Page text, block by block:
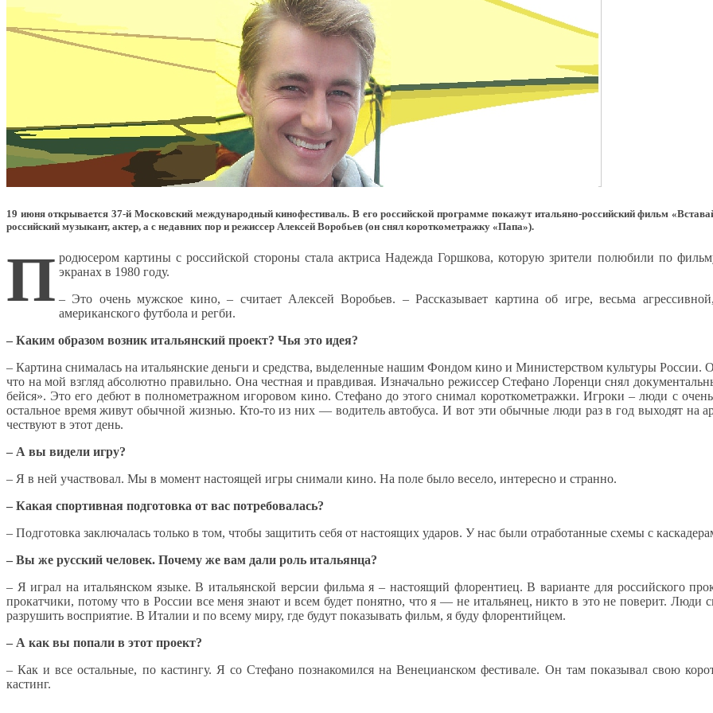
19 июня открывается 37-й Московский международный кинофестиваль. В его российской программе покажут итальяно-российский фильм
российский музыкант, актер, а с недавних пор и режиссер Алексей Воробьев (он снял короткометражку «Папа»).
П родюсером картины с российской стороны стала актриса Надежда Горшкова, которую зрители полюбили по
экранах в 1980 году.
– Это очень мужское кино, – считает Алексей Воробьев. – Рассказывает картина об игре, весьма
американского футбола и регби.
– Каким образом возник итальянский проект? Чья это идея?
– Картина снималась на итальянские деньги и средства, выделенные нашим Фондом кино и Министерством культуры
что на мой взгляд абсолютно правильно. Она честная и правдивая. Изначально режиссер Стефано Лоренци снял
бейся». Это его дебют в полнометражном игоровом кино. Стефано до этого снимал короткометражки. Игроки – люди с
остальное время живут обычной жизнью. Кто-то из них — водитель автобуса. И вот эти обычные люди раз в год выходят на
чествуют в этот день.
– А вы видели игру?
– Я в ней участвовал. Мы в момент настоящей игры снимали кино. На поле было весело, интересно и странно.
– Какая спортивная подготовка от вас потребовалась?
– Подготовка заключалась только в том, чтобы защитить себя от настоящих ударов. У нас были отработанные схемы с
– Вы же русский человек. Почему же вам дали роль итальянца?
– Я играл на итальянском языке. В итальянской версии фильма я – настоящий флорентиец. В варианте для российского
прокатчики, потому что в России все меня знают и всем будет понятно, что я — не итальянец, никто в это не поверит.
разрушить восприятие. В Италии и по всему миру, где будут показывать фильм, я буду флорентийцем.
– А как вы попали в этот проект?
– Как и все остальные, по кастингу. Я со Стефано познакомился на Венецианском фестивале. Он там показывал свою
кастинг.